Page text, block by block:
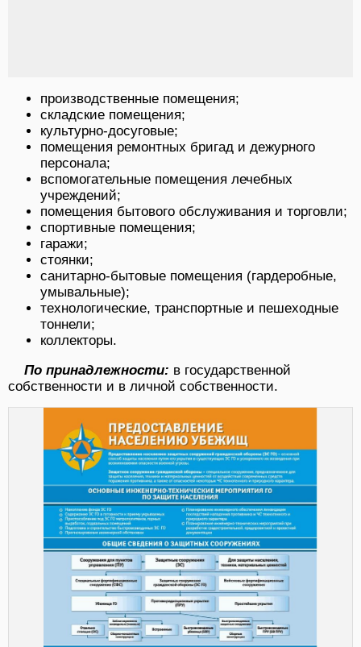
производственные помещения;
складские помещения;
культурно-досуговые;
помещения ремонтных бригад и дежурного
персонала;
вспомогательные помещения лечебных
учреждений;
помещения бытового обслуживания и торговли;
спортивные помещения;
гаражи;
стоянки;
санитарно-бытовые помещения (гардеробные,
умывальные);
технологические, транспортные и пешеходные
тоннели;
коллекторы.
По принадлежности: в государственной
собственности и в личной собственности.